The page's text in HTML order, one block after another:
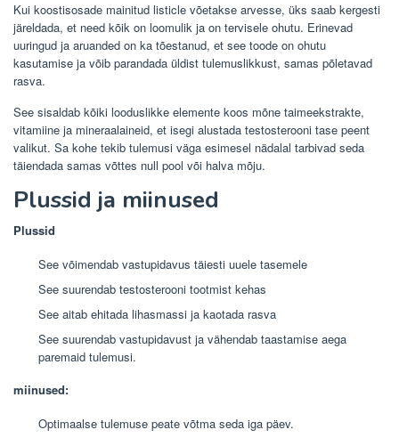
Kui koostisosade mainitud listicle võetakse arvesse, üks saab kergesti
järeldada, et need kõik on loomulik ja on tervisele ohutu. Erinevad
uuringud ja aruanded on ka tõestanud, et see toode on ohutu
kasutamise ja võib parandada üldist tulemuslikkust, samas põletavad
rasva.
See sisaldab kõiki looduslikke elemente koos mõne taimeekstrakte,
vitamiine ja mineraalaineid, et isegi alustada testosterooni tase peent
valikut. Sa kohe tekib tulemusi väga esimesel nädalal tarbivad seda
täiendada samas võttes null pool või halva mõju.
Plussid ja miinused
Plussid
See võimendab vastupidavus täiesti uuele tasemele
See suurendab testosterooni tootmist kehas
See aitab ehitada lihasmassi ja kaotada rasva
See suurendab vastupidavust ja vähendab taastamise aega
paremaid tulemusi.
miinused:
Optimaalse tulemuse peate võtma seda iga päev.